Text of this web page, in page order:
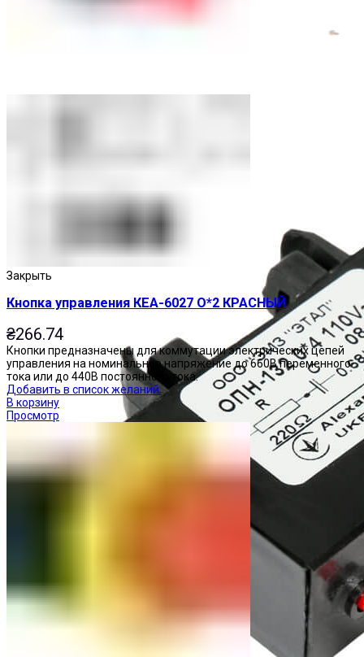
Закрыть
Кнопка управления КЕА-6027 О*2 КРАСНЫЙ
₴266.74
Кнопки предназначены для коммутации электрических цепей
управления на номинальное напряжение до 660В переменного
тока или до 440В постоянного тока.
Добавить в список желаний
В корзину
Просмотр